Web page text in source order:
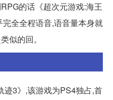
的话《超次元游戏:海王
全全程语音,语音量本身就
似的回。
迹3》,该游戏为PS4独占,首